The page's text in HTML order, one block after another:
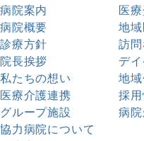
病院案内
病院概要
診療方針
院長挨拶
私たちの想い
医療介護連携
グループ施設
協力病院について
医
地
訪
デ
地
採用
病